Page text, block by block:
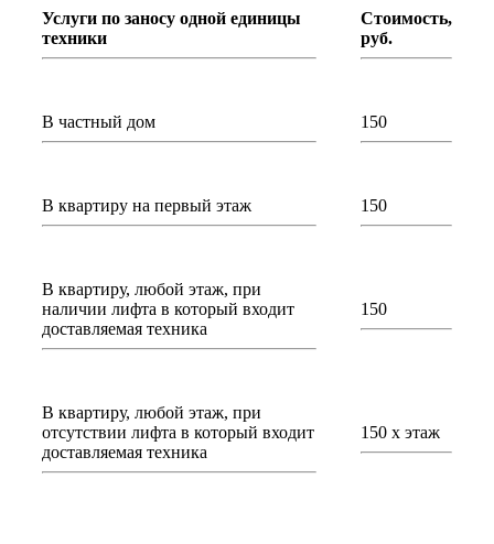
Услуги по заносу одной единицы
техники
Стоимость,
руб.
В частный дом 150
В квартиру на первый этаж 150
В квартиру, любой этаж, при
наличии лифта в который входит
доставляемая техника
150
В квартиру, любой этаж, при
отсутствии лифта в который входит
доставляемая техника
150 х этаж